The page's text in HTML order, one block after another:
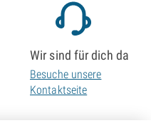
Wir sind für dich da
Besuche unsere
Kontaktseite